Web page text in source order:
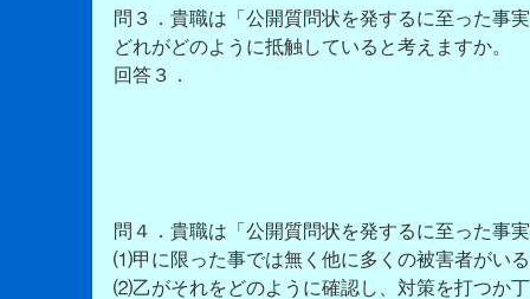
問３．貴職は「公開質問状を発するに至った事
どれがどのように抵触していると考えますか。
回答３．
問４．貴職は「公開質問状を発するに至った事
⑴甲に限った事では無く他に多くの被害者がい
⑵乙がそれをどのように確認し、対策を打つか